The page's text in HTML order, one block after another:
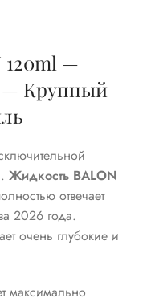
120ml —
— Крупный
Жидкость BALON
отвечает
2026 года.
очень глубокие и
максимально